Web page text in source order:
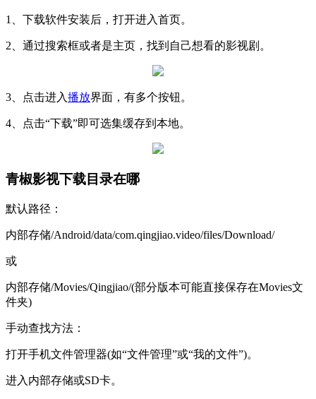
1、下载软件安装后，打开进入首页。
2、通过搜索框或者是主页，找到自己想看的影视剧。
3、点击进入播放界面，有多个按钮。
4、点击“下载”即可选集缓存到本地。
青椒影视下载目录在哪
默认路径：
内部存储/Android/data/com.qingjiao.video/files/Download/
或
内部存储/Movies/Qingjiao/(部分版本可能直接保存在Movies文
件夹)
手动查找方法：
打开手机文件管理器(如“文件管理”或“我的文件”)。
进入内部存储或SD卡。